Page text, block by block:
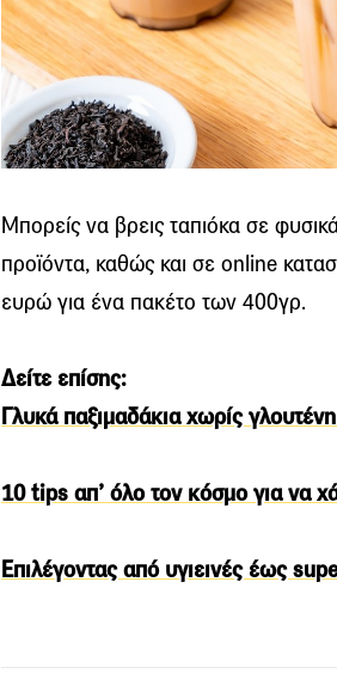
Μπορείς να βρεις ταπιόκα σε
προϊόντα, καθώς και σε online
ευρώ για ένα πακέτο των 400γρ.
Δείτε επίσης:
Γλυκά παξιμαδάκια χωρίς
10 tips απ’ όλο τον κόσμο για να
Επιλέγοντας από υγιεινές έως